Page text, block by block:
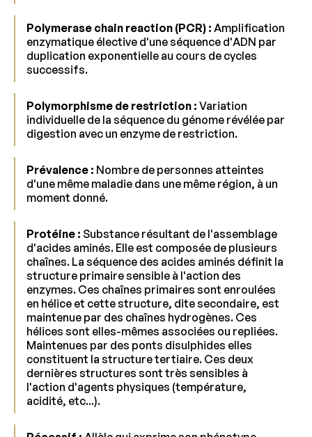
Polymerase chain reaction (PCR) : Amplification
enzymatique élective d'une séquence d'ADN par
duplication exponentielle au cours de cycles
successifs.
Polymorphisme de restriction : Variation
individuelle de la séquence du génome révélée par
digestion avec un enzyme de restriction.
Prévalence : Nombre de personnes atteintes
d'une même maladie dans une même région, à un
moment donné.
Protéine : Substance résultant de l'assemblage
d'acides aminés. Elle est composée de plusieurs
chaînes. La séquence des acides aminés définit la
structure primaire sensible à l'action des
enzymes. Ces chaînes primaires sont enroulées
en hélice et cette structure, dite secondaire, est
maintenue par des chaînes hydrogènes. Ces
hélices sont elles-mêmes associées ou repliées.
Maintenues par des ponts disulphides elles
constituent la structure tertiaire. Ces deux
dernières structures sont très sensibles à
l'action d'agents physiques (température,
acidité, etc...).